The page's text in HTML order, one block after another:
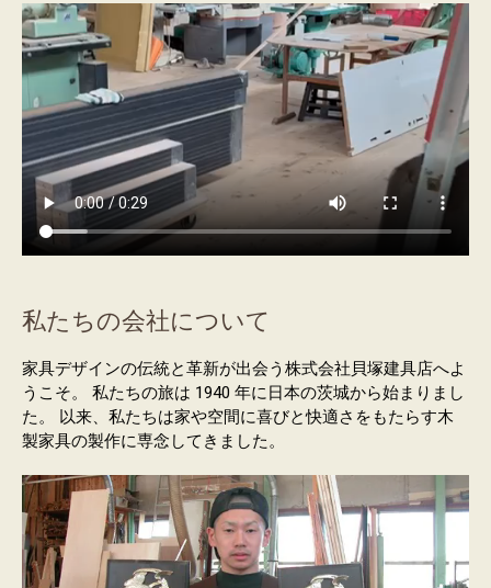
私たちの会社について
家具デザインの伝統と革新が出会う株式会社貝塚建具店へよ
うこそ。 私たちの旅は 1940 年に日本の茨城から始まりまし
た。 以来、私たちは家や空間に喜びと快適さをもたらす木
製家具の製作に専念してきました。